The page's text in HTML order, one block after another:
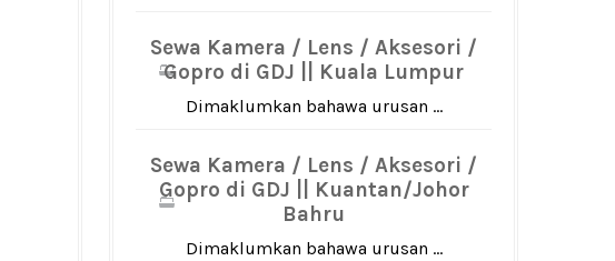
Sewa Kamera / Lens / Aksesori /
Gopro di GDJ || Kuala Lumpur
Dimaklumkan bahawa urusan ...
Sewa Kamera / Lens / Aksesori /
Gopro di GDJ || Kuantan/Johor
Bahru
Dimaklumkan bahawa urusan ...